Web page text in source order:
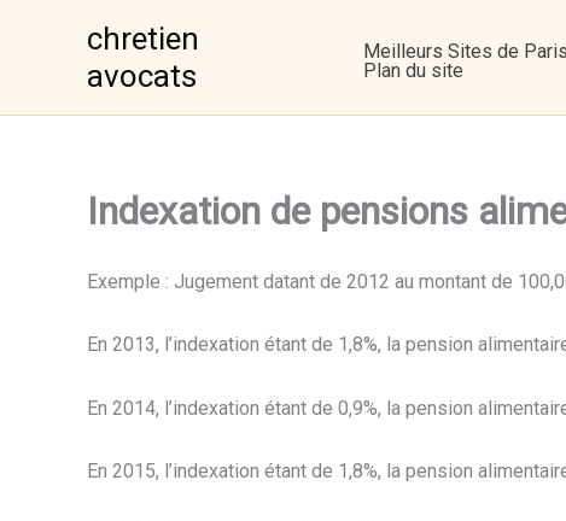
chretien
avocats
Meilleurs Sites de
Plan du site
Indexation de pensions
Exemple : Jugement datant de 2012 au montant de
En 2013, l’indexation étant de 1,8%, la pension
En 2014, l’indexation étant de 0,9%, la pension
En 2015, l’indexation étant de 1,8%, la pension